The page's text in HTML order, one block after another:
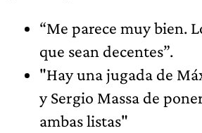
“Me parece muy bien.
que sean decentes”.
"Hay una jugada de
y Sergio Massa de
ambas listas"